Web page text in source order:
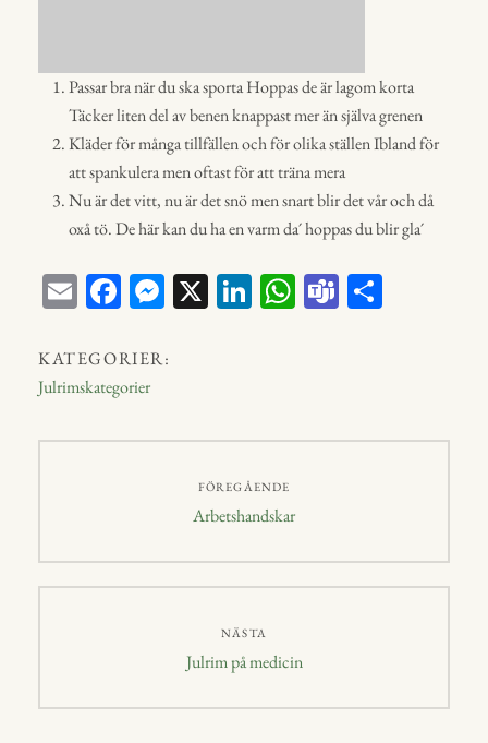
Passar bra när du ska sporta Hoppas de är lagom korta
Täcker liten del av benen knappast mer än själva grenen
Kläder för många tillfällen och för olika ställen Ibland för
att spankulera men oftast för att träna mera
Nu är det vitt, nu är det snö men snart blir det vår och då
oxå tö. De här kan du ha en varm da´ hoppas du blir gla´
E
ail
Fa
bo
ok
M
en
r
X Li W
p
Te
KATEGORIER:
Julrimskategorier
FÖREGÅENDE
Föregående
Arbetshandskar
NÄSTA
Nästa
Julrim på medicin